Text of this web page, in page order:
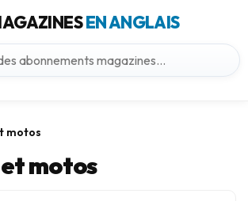
EN ANGLAIS
motos
motos